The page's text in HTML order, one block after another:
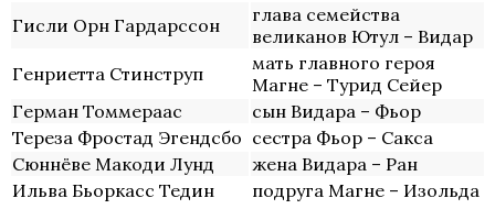
Гисли Орн Гардарссон
глава семейства
великанов Ютул – Видар
Генриетта Стинструп
мать главного героя
Магне – Турид Сейер
Герман Томмераас
сын Видара – Фьор
Тереза Фростад Эгендсбо сестра Фьор – Сакса
Сюннёве Макоди Лунд
жена Видара – Ран
Ильва Бьоркасс Тедин
подруга Магне – Изольда